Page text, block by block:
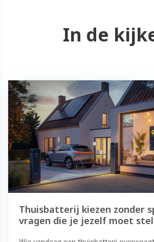
In de
Thuisbatterij kiezen zonder
vragen die je jezelf moet